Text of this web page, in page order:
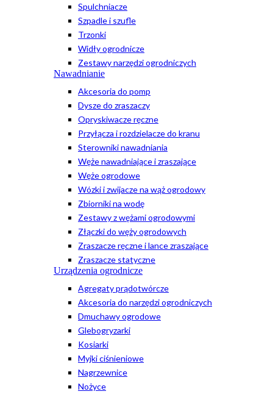
Spulchniacze
Szpadle i szufle
Trzonki
Widły ogrodnicze
Zestawy narzędzi ogrodniczych
Nawadnianie
Akcesoria do pomp
Dysze do zraszaczy
Opryskiwacze ręczne
Przyłącza i rozdzielacze do kranu
Sterowniki nawadniania
Węże nawadniające i zraszające
Węże ogrodowe
Wózki i zwijacze na wąż ogrodowy
Zbiorniki na wodę
Zestawy z wężami ogrodowymi
Złączki do węży ogrodowych
Zraszacze ręczne i lance zraszające
Zraszacze statyczne
Urządzenia ogrodnicze
Agregaty prądotwórcze
Akcesoria do narzędzi ogrodniczych
Dmuchawy ogrodowe
Glebogryzarki
Kosiarki
Myjki ciśnieniowe
Nagrzewnice
Nożyce